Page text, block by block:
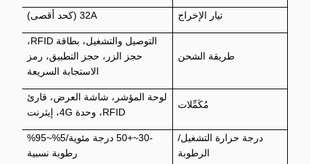
تيار الإخراج 32A (كحد أقصى)
طريقة الشحن
التوصيل والتشغيل، بطاقة RFID،
حجز الزر، حجز التطبيق، رمز
الاستجابة السريعة
مُكَمِّلات
لوحة المؤشر، شاشة العرض، قارئ
RFID، وحدة 4G، إيثرنت
درجة حرارة التشغيل/
الرطوبة
-30~+50 درجة مئوية/5%~95%
رطوبة نسبية